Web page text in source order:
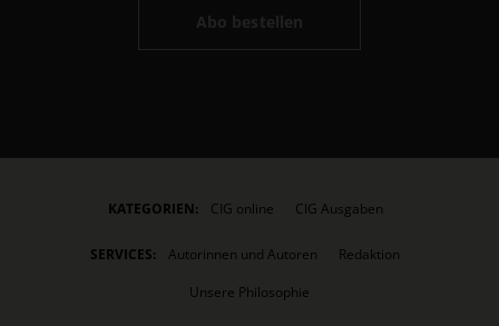
Abo bestellen
KATEGORIEN: CIG online CIG Ausgaben
SERVICES: Autorinnen und Autoren
Redaktion
Unsere Philosophie